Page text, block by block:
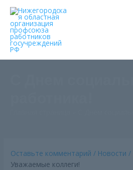
Оставьте комментарий / Новости /
Уважаемые коллеги!